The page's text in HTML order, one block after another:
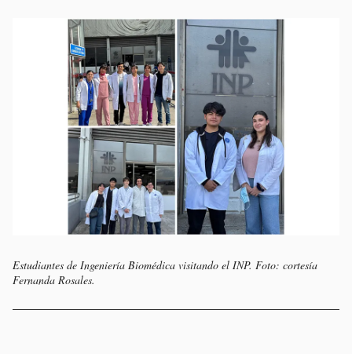
Estudiantes de Ingeniería Biomédica visitando el INP. Foto: cortesía
Fernanda Rosales.